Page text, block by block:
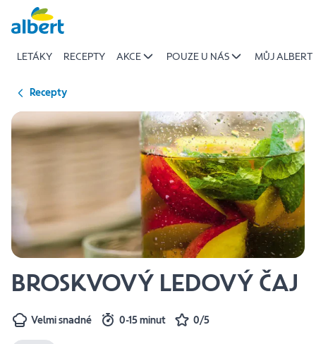
Přeskočit
LETÁKY RECEPTY AKCE POUZE U NÁS MŮJ ALBERT
Recepty
BROSKVOVÝ LEDOVÝ ČAJ
Velmi snadné 0-15 minut 0/5